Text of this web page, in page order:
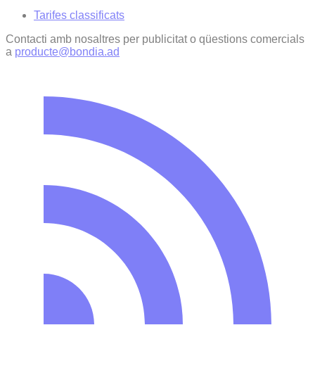
Tarifes classificats
Contacti amb nosaltres per publicitat o qüestions comercials
a producte@bondia.ad